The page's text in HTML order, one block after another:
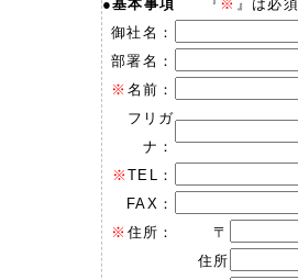
●基本事項 『 ※ 』は必
御社名：
部署名：
※ 名前：
フリガ
ナ：
※TEL：
FAX：
※ 住所：
〒
住所